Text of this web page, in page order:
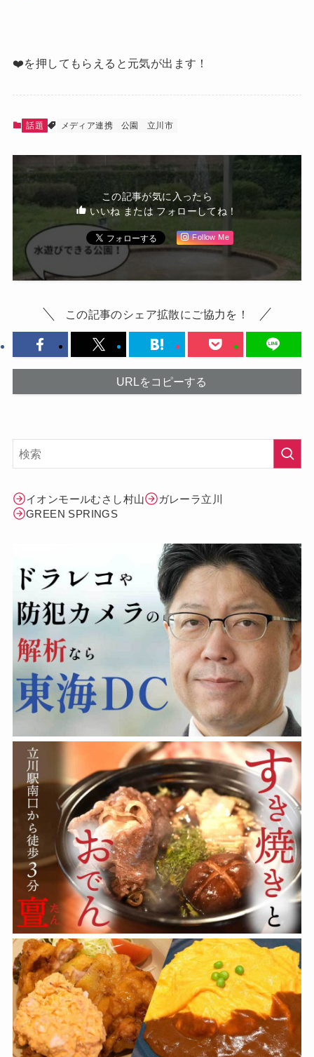
❤️を押してもらえると元気が出ます！
話題 メディア連携 公園 立川市
この記事が気に入ったら
いいね または フォローしてね！
Follow Me
この記事のシェア拡散にご協力を！
URLをコピーする
イオンモールむさし村山
ガレーラ立川
GREEN SPRINGS